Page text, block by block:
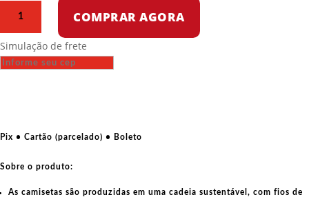
-
Deus
cidadão
bem
COMPRAR AGORA
Simulação de frete
Pix • Cartão (parcelado) • Boleto
Sobre o produto:
As camisetas são produzidas em uma cadeia sustentável, com fios de